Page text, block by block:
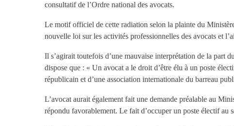
consultatif de l’Ordre national des avocats.
Le motif officiel de cette radiation selon la plainte du
nouvelle loi sur les activités professionnelles des avocats et
Il s’agirait toutefois d’une mauvaise interprétation de la part
dispose que : « Un avocat a le droit d’être élu à un poste
républicain et d’une association internationale du barreau
L’avocat aurait également fait une demande préalable au
répondu favorablement. Le fait d’occuper un poste électif au